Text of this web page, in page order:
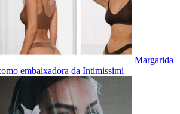
Margarida
embaixadora da Intimissimi